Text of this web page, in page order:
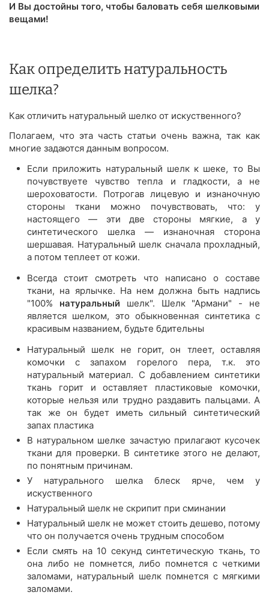
И Вы достойны того, чтобы баловать себя шелковыми
вещами!
Как определить натуральность
шелка?
Как отличить натуральный шелко от искуственного?
Полагаем, что эта часть статьи очень важна, так как
многие задаются данным вопросом.
Если приложить натуральный шелк к шеке, то Вы
почувствуете чувство тепла и гладкости, а не
шероховатости. Потрогав лицевую и изнаночную
стороны ткани можно почувствовать, что: у
настоящего — эти две стороны мягкие, а у
синтетического шелка — изнаночная сторона
шершавая. Натуральный шелк сначала прохладный,
а потом теплеет от кожи.
Всегда стоит смотреть что написано о составе
ткани, на ярлычке. На нем должна быть надпись
"100% натуральный шелк". Шелк "Армани" - не
является шелком, это обыкновенная синтетика с
красивым названием, будьте бдительны
Натуральный шелк не горит, он тлеет, оставляя
комочки с запахом горелого пера, т.к. это
натуральный материал. С добавлением синтетики
ткань горит и оставляет пластиковые комочки,
которые нельзя или трудно раздавить пальцами. А
так же он будет иметь сильный синтетический
запах пластика
В натуральном шелке зачастую прилагают кусочек
ткани для проверки. В синтетике этого не делают,
по понятным причинам.
У натурального шелка блеск ярче, чем у
искуственного
Натуральный шелк не скрипит при сминании
Натуральный шелк не может стоить дешево, потому
что он получается очень трудным способом
Если смять на 10 секунд синтетическую ткань, то
она либо не помнется, либо помнется с четкими
заломами, натуральный шелк помнется с мягкими
заломами.